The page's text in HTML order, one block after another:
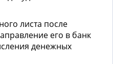
листа после
его в банк
денежных